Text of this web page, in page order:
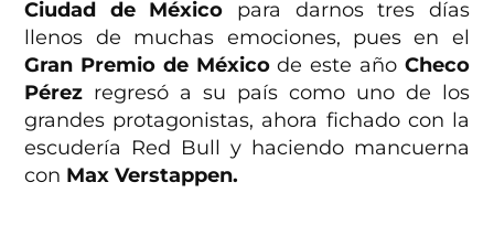
Ciudad de México para darnos tres días
llenos de muchas emociones, pues en el
Gran Premio de Méxicode este año Checo
Pérez regresó a su país como uno de los
grandes protagonistas, ahora fichado con la
escudería Red Bull y haciendo mancuerna
con Max Verstappen.